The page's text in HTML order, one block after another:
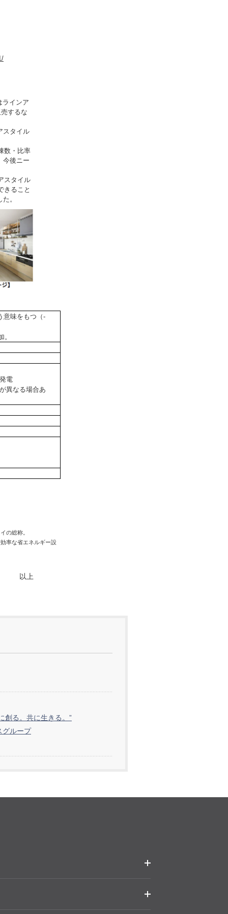
インア
するな
スタイル
数・比率
今後ニー
スタイル
きること
。
意味をもつ（-
電
異なる場合あ
の総称。
率な省エネルギー設
以上
創る。共に生きる。”
グループ